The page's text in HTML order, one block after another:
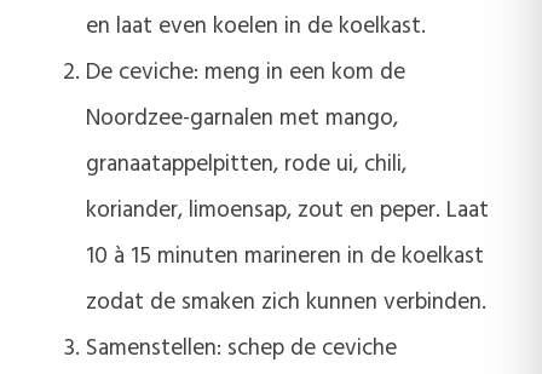
en laat even koelen in de koelkast.
De ceviche: meng in een kom de
Noordzee-garnalen met mango,
granaatappelpitten, rode ui, chili,
koriander, limoensap, zout en peper. Laat
10 à 15 minuten marineren in de koelkast
zodat de smaken zich kunnen verbinden.
Samenstellen: schep de ceviche